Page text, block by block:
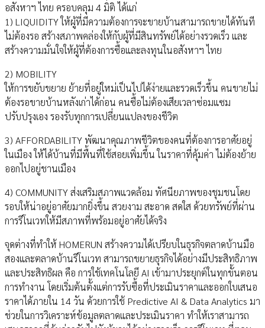
อสังหาฯ ไทย ครอบคลุม 4 มิติ ได้แก่
1) LIQUIDITY ให้ผู้ที่มีความต้องการจะขายบ้านสามารถขายได้ทันที
ไม่ต้องรอ สร้างสภาพคล่องให้กับผู้ที่มีสินทรัพย์ได้อย่างรวดเร็ว และ
สร้างความมั่นใจให้ผู้ที่ต้องการซื้อและลงทุนในอสังหาฯ ไทย
2) MOBILITY
ให้การขยับขยาย ย้ายที่อยู่ใหม่เป็นไปได้ง่ายและรวดเร็วขึ้น คนขายไม่
ต้องรอขายบ้านหลังเก่าได้ก่อน คนซื้อไม่ต้องเสียเวลาซ่อมแซม
ปรับปรุงเอง รองรับทุกการเปลี่ยนแปลงของชีวิต
3) AFFORDABILITY พัฒนาคุณภาพชีวิตของคนที่ต้องการอาศัยอยู่
ในเมือง ให้ได้บ้านที่มีพื้นที่ใช้สอยเพิ่มขึ้น ในราคาที่คุ้มค่า ไม่ต้องย้าย
ออกไปอยู่ชานเมือง
4) COMMUNITY ส่งเสริมสภาพแวดล้อม ทัศนียภาพของชุมชนโดย
รอบให้น่าอยู่อาศัยมากยิ่งขึ้น สวยงาม สะอาด สดใส ด้วยทรัพย์ที่ผ่าน
การรีโนเวทให้มีสภาพที่พร้อมอยู่อาศัยได้จริง
จุดต่างที่ทำให้ HOMERUN สร้างความได้เปรียบในธุรกิจตลาดบ้านมือ
สองและตลาดบ้านรีโนเวท สามารถขยายธุรกิจได้อย่างมีประสิทธิภาพ
และประสิทธิผล คือ การใช้เทคโนโลยี AI เข้ามาประยุกต์ในทุกขั้นตอน
การทำงาน โดยเริ่มต้นตั้งแต่การรับซื้อที่ประเมินราคาและออกใบเสนอ
ราคาได้ภายใน 14 วัน ด้วยการใช้ Predictive AI & Data Analytics มา
ช่วยในการวิเคราะห์ข้อมูลตลาดและประเมินราคา ทำให้เราสามารถ